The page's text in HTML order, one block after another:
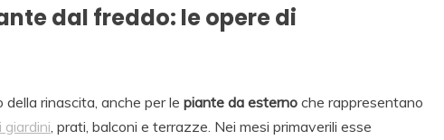
dal freddo: le opere di
rinascita, anche per le piante da esterno che rappresentano
, prati, balconi e terrazze. Nei mesi primaverili esse